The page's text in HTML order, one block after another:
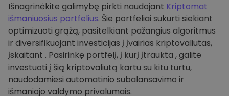
Išnagrinėkite galimybę pirkti naudojant Kriptomat
išmaniuosius portfelius. Šie portfeliai sukurti siekiant
optimizuoti grąžą, pasitelkiant pažangius algoritmus
ir diversifikuojant investicijas į įvairias kriptovaliutas,
įskaitant . Pasirinkę portfelį, į kurį įtraukta , galite
investuoti į šią kriptovaliutą kartu su kitu turtu,
naudodamiesi automatinio subalansavimo ir
išmaniojo valdymo privalumais.